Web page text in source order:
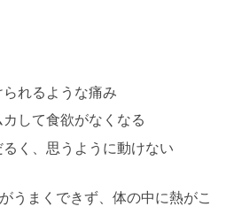
れるような痛み
して食欲がなくなる
く、思うように動けない
うまくできず、体の中に熱がこ